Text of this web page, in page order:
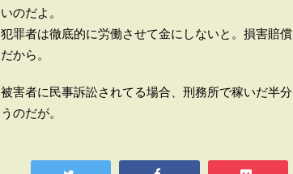
いのだよ。
犯罪者は徹底的に労働させて金にしないと。損害賠
だから。
被害者に民事訴訟されてる場合、刑務所で稼いだ半
うのだが。